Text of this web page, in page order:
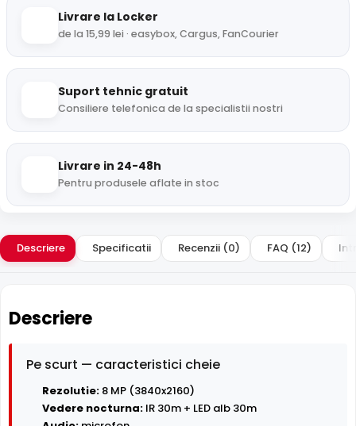
Livrare la Locker
de la 15,99 lei · easybox, Cargus, FanCourier
Suport tehnic gratuit
Consiliere telefonica de la specialistii nostri
Livrare in 24-48h
Pentru produsele aflate in stoc
Descriere Specificatii Recenzii (0) FAQ (12)
Descriere
Pe scurt — caracteristici cheie
Rezolutie: 8 MP (3840x2160)
Vedere nocturna: IR 30m + LED alb 30m